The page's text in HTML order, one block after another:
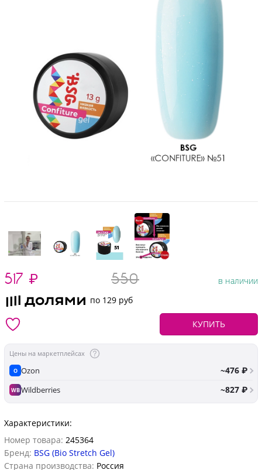
517 ₽ 550
в наличии
по 129 руб
КУПИТЬ
Цены на маркетплейсах
O Ozon ~476 ₽
WBWildberries ~827 ₽
Характеристики:
Номер товара: 245364
Бренд: BSG (Bio Stretch Gel)
Страна производства: Россия